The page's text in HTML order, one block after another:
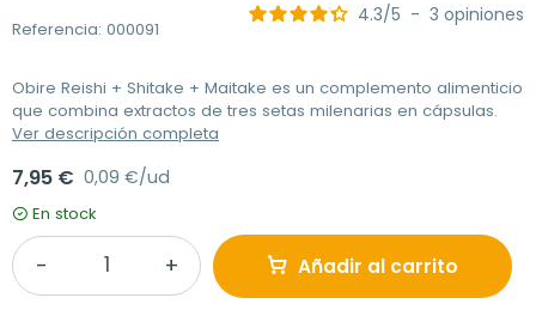
Referencia: 000091
4.3/5 - 3 opiniones
Obire Reishi + Shitake + Maitake es un complemento alimenticio
que combina extractos de tres setas milenarias en cápsulas.
Ver descripción completa
7,95 € 0,09 €/ud
En stock
Añadir al carrito